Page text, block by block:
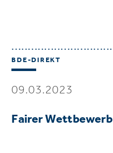
BDE-DIREKT
09.03.2023
Fairer Wettbewerb